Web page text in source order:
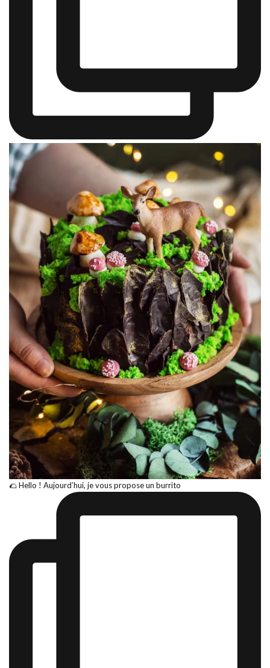
🌮 Hello ! Aujourd’hui, je vous propose un burrito